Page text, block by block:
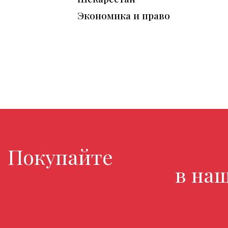
Экономика и право
Покупайте любимые
в нашем